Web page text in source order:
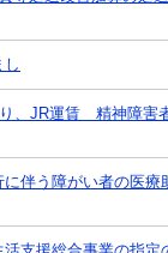
し
、JR運賃 精神障害
伴う障がい者の医療